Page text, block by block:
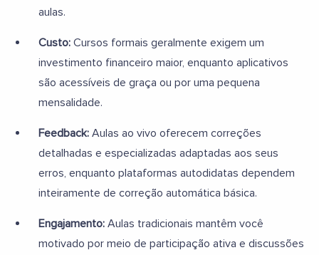
aulas.
Custo: Cursos formais geralmente exigem um
investimento financeiro maior, enquanto aplicativos
são acessíveis de graça ou por uma pequena
mensalidade.
Feedback: Aulas ao vivo oferecem correções
detalhadas e especializadas adaptadas aos seus
erros, enquanto plataformas autodidatas dependem
inteiramente de correção automática básica.
Engajamento: Aulas tradicionais mantêm você
motivado por meio de participação ativa e discussões